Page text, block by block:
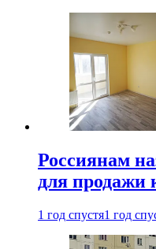
Россиянам
для продажи
1 год спустя1 год